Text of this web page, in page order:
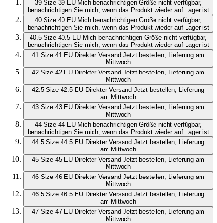
39 Size 39 EU Mich benachrichtigen Größe nicht verfügbar,
benachrichtigen Sie mich, wenn das Produkt wieder auf Lager ist
40 Size 40 EU Mich benachrichtigen Größe nicht verfügbar,
benachrichtigen Sie mich, wenn das Produkt wieder auf Lager ist
40.5 Size 40.5 EU Mich benachrichtigen Größe nicht verfügbar,
benachrichtigen Sie mich, wenn das Produkt wieder auf Lager ist
41 Size 41 EU Direkter Versand Jetzt bestellen, Lieferung am
Mittwoch
42 Size 42 EU Direkter Versand Jetzt bestellen, Lieferung am
Mittwoch
42.5 Size 42.5 EU Direkter Versand Jetzt bestellen, Lieferung
am Mittwoch
43 Size 43 EU Direkter Versand Jetzt bestellen, Lieferung am
Mittwoch
44 Size 44 EU Mich benachrichtigen Größe nicht verfügbar,
benachrichtigen Sie mich, wenn das Produkt wieder auf Lager ist
44.5 Size 44.5 EU Direkter Versand Jetzt bestellen, Lieferung
am Mittwoch
45 Size 45 EU Direkter Versand Jetzt bestellen, Lieferung am
Mittwoch
46 Size 46 EU Direkter Versand Jetzt bestellen, Lieferung am
Mittwoch
46.5 Size 46.5 EU Direkter Versand Jetzt bestellen, Lieferung
am Mittwoch
47 Size 47 EU Direkter Versand Jetzt bestellen, Lieferung am
Mittwoch